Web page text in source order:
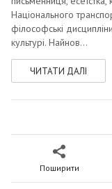
Національного
філософські
культурі. Найнов...
ЧИТАТИ ДАЛІ
Поширити